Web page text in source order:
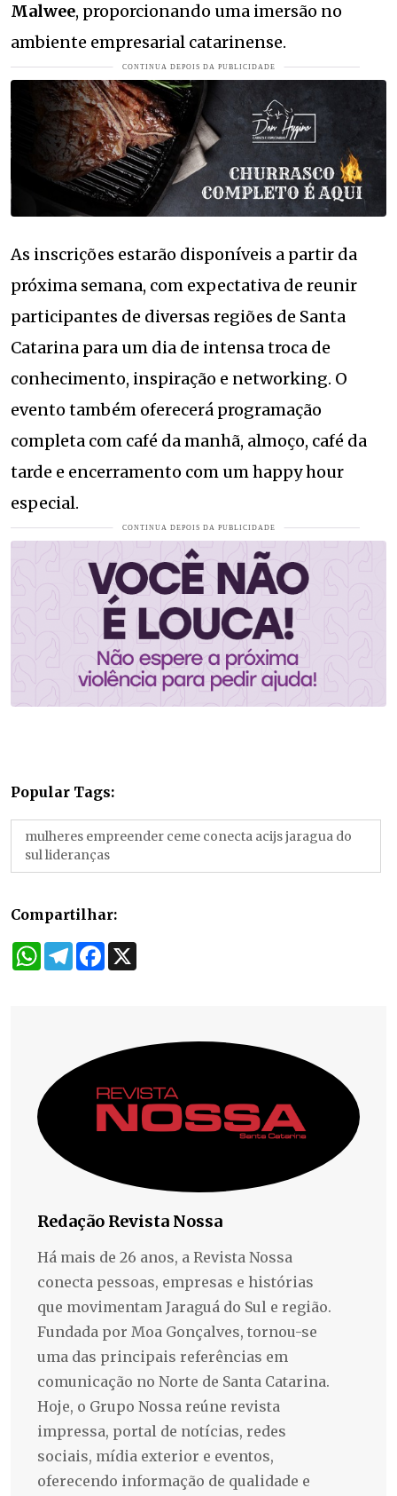
Malwee, proporcionando uma imersão no
ambiente empresarial catarinense.
As inscrições estarão disponíveis a partir da
próxima semana, com expectativa de reunir
participantes de diversas regiões de Santa
Catarina para um dia de intensa troca de
conhecimento, inspiração e networking. O
evento também oferecerá programação
completa com café da manhã, almoço, café da
tarde e encerramento com um happy hour
especial.
Popular Tags:
mulheres empreender ceme conecta acijs jaragua do
sul lideranças
Compartilhar:
WhatsApp
TelegramFacebook
Redação Revista Nossa
Há mais de 26 anos, a Revista Nossa
conecta pessoas, empresas e histórias
que movimentam Jaraguá do Sul e região.
Fundada por Moa Gonçalves, tornou-se
uma das principais referências em
comunicação no Norte de Santa Catarina.
Hoje, o Grupo Nossa reúne revista
impressa, portal de notícias, redes
sociais, mídia exterior e eventos,
oferecendo informação de qualidade e